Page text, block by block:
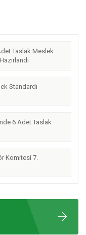
Taslak Meslek
Standardı
6 Adet Taslak
Komitesi 7.